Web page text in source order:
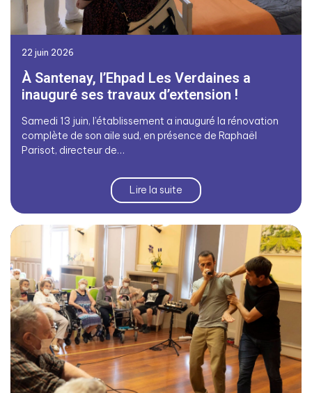
22 juin 2026
À Santenay, l’Ehpad Les Verdaines a
inauguré ses travaux d’extension !
Samedi 13 juin, l’établissement a inauguré la rénovation
complète de son aile sud, en présence de Raphaël
Parisot, directeur de…
Lire la suite